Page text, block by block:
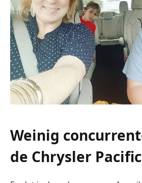
Weinig
de Chrysler